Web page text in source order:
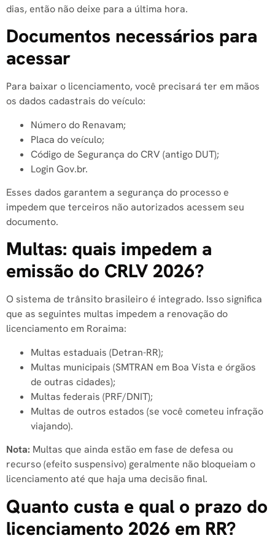
dias, então não deixe para a última hora.
Documentos necessários para
acessar
Para baixar o licenciamento, você precisará ter em mãos
os dados cadastrais do veículo:
Número do Renavam;
Placa do veículo;
Código de Segurança do CRV (antigo DUT);
Login Gov.br.
Esses dados garantem a segurança do processo e
impedem que terceiros não autorizados acessem seu
documento.
Multas: quais impedem a
emissão do CRLV 2026?
O sistema de trânsito brasileiro é integrado. Isso significa
que as seguintes multas impedem a renovação do
licenciamento em Roraima:
Multas estaduais (Detran-RR);
Multas municipais (SMTRAN em Boa Vista e órgãos
de outras cidades);
Multas federais (PRF/DNIT);
Multas de outros estados (se você cometeu infração
viajando).
Nota: Multas que ainda estão em fase de defesa ou
recurso (efeito suspensivo) geralmente não bloqueiam o
licenciamento até que haja uma decisão final.
Quanto custa e qual o prazo do
licenciamento 2026 em RR?